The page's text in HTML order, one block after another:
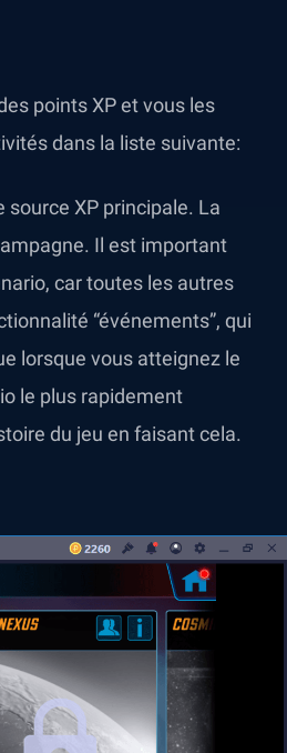
points XP et vous les
dans la liste suivante:
XP principale. La
Il est important
car toutes les autres
“événements”, qui
lorsque vous atteignez le
le plus rapidement
du jeu en faisant cela.